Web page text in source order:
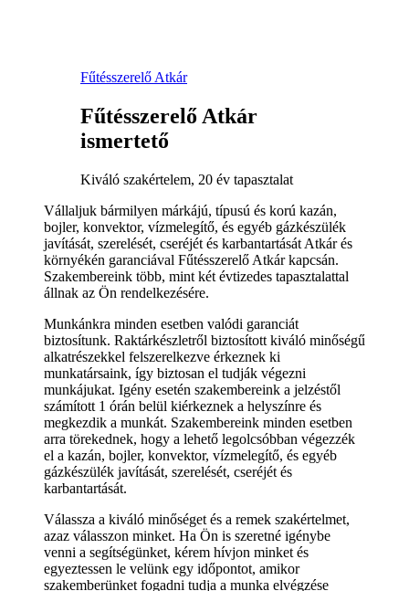
Fűtésszerelő Atkár
Fűtésszerelő Atkár
ismertető
Kiváló szakértelem, 20 év tapasztalat
Vállaljuk bármilyen márkájú, típusú és korú kazán,
bojler, konvektor, vízmelegítő, és egyéb gázkészülék
javítását, szerelését, cseréjét és karbantartását Atkár és
környékén garanciával Fűtésszerelő Atkár kapcsán.
Szakembereink több, mint két évtizedes tapasztalattal
állnak az Ön rendelkezésére.
Munkánkra minden esetben valódi garanciát
biztosítunk. Raktárkészletről biztosított kiváló minőségű
alkatrészekkel felszerelkezve érkeznek ki
munkatársaink, így biztosan el tudják végezni
munkájukat. Igény esetén szakembereink a jelzéstől
számított 1 órán belül kiérkeznek a helyszínre és
megkezdik a munkát. Szakembereink minden esetben
arra törekednek, hogy a lehető legolcsóbban végezzék
el a kazán, bojler, konvektor, vízmelegítő, és egyéb
gázkészülék javítását, szerelését, cseréjét és
karbantartását.
Válassza a kiváló minőséget és a remek szakértelmet,
azaz válasszon minket. Ha Ön is szeretné igénybe
venni a segítségünket, kérem hívjon minket és
egyeztessen le velünk egy időpontot, amikor
szakemberünket fogadni tudja a munka elvégzése